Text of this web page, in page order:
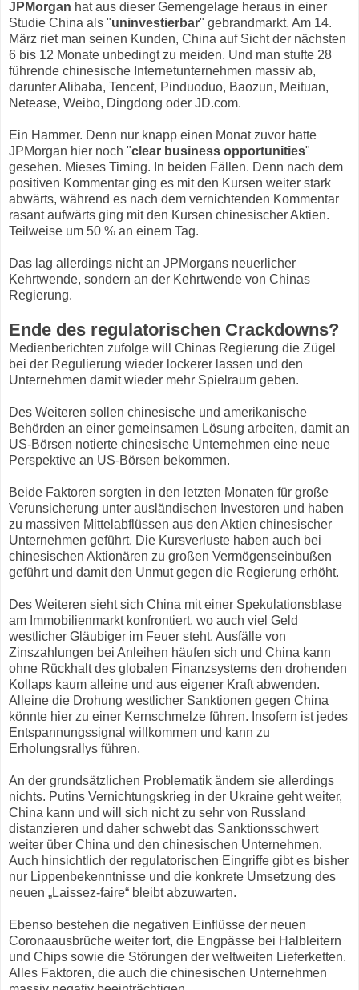
JPMorgan hat aus dieser Gemengelage heraus in einer
Studie China als "uninvestierbar" gebrandmarkt. Am 14.
März riet man seinen Kunden, China auf Sicht der nächsten
6 bis 12 Monate unbedingt zu meiden. Und man stufte 28
führende chinesische Internetunternehmen massiv ab,
darunter Alibaba, Tencent, Pinduoduo, Baozun, Meituan,
Netease, Weibo, Dingdong oder JD.com.
Ein Hammer. Denn nur knapp einen Monat zuvor hatte
JPMorgan hier noch "clear business opportunities"
gesehen. Mieses Timing. In beiden Fällen. Denn nach dem
positiven Kommentar ging es mit den Kursen weiter stark
abwärts, während es nach dem vernichtenden Kommentar
rasant aufwärts ging mit den Kursen chinesischer Aktien.
Teilweise um 50 % an einem Tag.
Das lag allerdings nicht an JPMorgans neuerlicher
Kehrtwende, sondern an der Kehrtwende von Chinas
Regierung.
Ende des regulatorischen Crackdowns?
Medienberichten zufolge will Chinas Regierung die Zügel
bei der Regulierung wieder lockerer lassen und den
Unternehmen damit wieder mehr Spielraum geben.
Des Weiteren sollen chinesische und amerikanische
Behörden an einer gemeinsamen Lösung arbeiten, damit an
US-Börsen notierte chinesische Unternehmen eine neue
Perspektive an US-Börsen bekommen.
Beide Faktoren sorgten in den letzten Monaten für große
Verunsicherung unter ausländischen Investoren und haben
zu massiven Mittelabflüssen aus den Aktien chinesischer
Unternehmen geführt. Die Kursverluste haben auch bei
chinesischen Aktionären zu großen Vermögenseinbußen
geführt und damit den Unmut gegen die Regierung erhöht.
Des Weiteren sieht sich China mit einer Spekulationsblase
am Immobilienmarkt konfrontiert, wo auch viel Geld
westlicher Gläubiger im Feuer steht. Ausfälle von
Zinszahlungen bei Anleihen häufen sich und China kann
ohne Rückhalt des globalen Finanzsystems den drohenden
Kollaps kaum alleine und aus eigener Kraft abwenden.
Alleine die Drohung westlicher Sanktionen gegen China
könnte hier zu einer Kernschmelze führen. Insofern ist jedes
Entspannungssignal willkommen und kann zu
Erholungsrallys führen.
An der grundsätzlichen Problematik ändern sie allerdings
nichts. Putins Vernichtungskrieg in der Ukraine geht weiter,
China kann und will sich nicht zu sehr von Russland
distanzieren und daher schwebt das Sanktionsschwert
weiter über China und den chinesischen Unternehmen.
Auch hinsichtlich der regulatorischen Eingriffe gibt es bisher
nur Lippenbekenntnisse und die konkrete Umsetzung des
neuen „Laissez-faire“ bleibt abzuwarten.
Ebenso bestehen die negativen Einflüsse der neuen
Coronaausbrüche weiter fort, die Engpässe bei Halbleitern
und Chips sowie die Störungen der weltweiten Lieferketten.
Alles Faktoren, die auch die chinesischen Unternehmen